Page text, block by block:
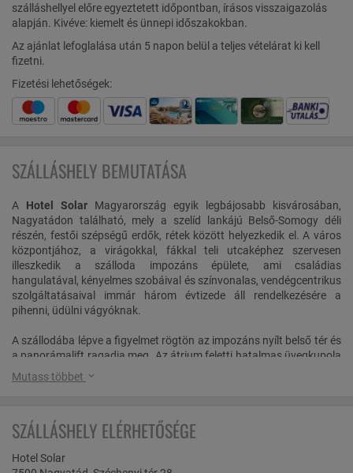
szálláshellyel előre egyeztetett időpontban, írásos visszaigazolás
alapján. Kivéve: kiemelt és ünnepi időszakokban.
Az ajánlat lefoglalása után 5 napon belül a teljes vételárat ki kell
fizetni.
Fizetési lehetőségek:
SZÁLLÁSHELY BEMUTATÁSA
A Hotel Solar Magyarország egyik legbájosabb kisvárosában,
Nagyatádon található, mely a szelíd lankájú Belső-Somogy déli
részén, festői szépségű erdők, rétek között helyezkedik el. Aváros
központjához, a virágokkal, fákkal teli utcaképhez szervesen
illeszkedik a szálloda impozáns épülete, ami családias
hangulatával, kényelmes szobáival és színvonalas, vendégcentrikus
szolgáltatásaival immár három évtizede áll rendelkezésére a
pihenni, üdülni vágyóknak.
A szállodába lépve a figyelmet rögtön az impozáns nyílt belső tér és
a panorámalift ragadja meg. Az átrium feletti hatalmas üvegkupola
nappal természetes fénnyel világítja meg a folyosókat és a
lépcsőházat. Innen ered az elnevezése is: Hotel Solar. A szálloda
található számtalan festménnyel együtt otthonossá teszi a
Mutass többet
SZÁLLÁSHELY ELÉRHETŐSÉGE
Hotel Solar